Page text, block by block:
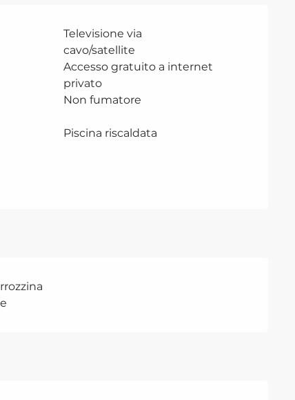
Televisione via
cavo/satellite
Accesso gratuito a internet
privato
Non fumatore
Piscina riscaldata